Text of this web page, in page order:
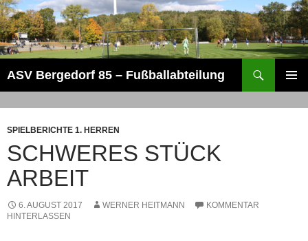
Zum
Inhalt
springen
ASV Bergedorf 85 – Fußballabteilung
MENÜ
SPIELBERICHTE 1. HERREN
SCHWERES STÜCK
ARBEIT
6. AUGUST 2017 WERNER HEITMANN
KOMMENTAR
HINTERLASSEN